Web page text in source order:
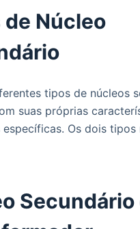
de Núcleo
tipos de núcleos
suas próprias
Os dois tipos
Secundário